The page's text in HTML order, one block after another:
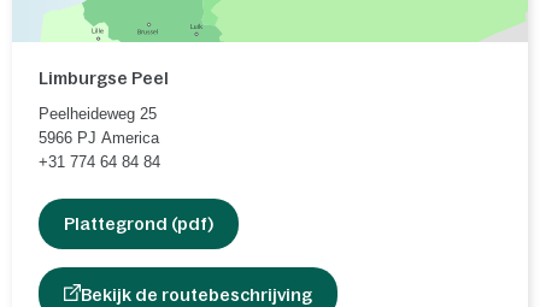
Limburgse Peel
Peelheideweg 25
5966 PJ America
+31 774 64 84 84
Plattegrond (pdf)
Bekijk de routebeschrijving